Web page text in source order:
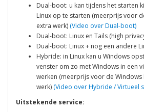
Dual-boot: u kan tijdens het starten
Linux op te starten (meerprijs voor
extra werk) (Video over Dual-boot)
Dual-boot: Linux en Tails (high
Dual-boot: Linux + nog een andere
Hybride: in Linux kan u Windows
venster om zo met Windows in een
werken (meerprijs voor de Windows
werk) (Video over Hybride / Virtueel
Uitstekende service: